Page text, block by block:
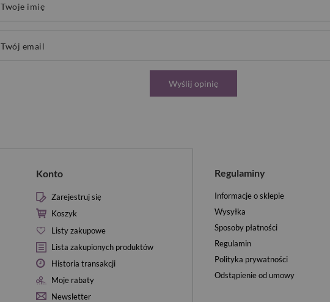
Twoje imię
Twój email
Wyślij opinię
Konto
Zarejestruj się
Koszyk
Listy zakupowe
Lista zakupionych produktów
Historia transakcji
Moje rabaty
Newsletter
Regulaminy
Informacje o sklepie
Wysyłka
Sposoby płatności
Regulamin
Polityka prywatności
Odstąpienie od umowy